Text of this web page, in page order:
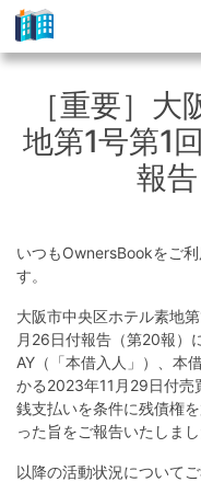
ク
ウ
ド
ァ
ン
デ
ィ
ン
グ
で
［重要］
地第1号第1
報告
いつもOwnersBookをご
す。
大阪市中央区ホテル素地
月26日付報告（第20報）
AY（「本借入人」）、本
かる2023年11月29日付売
銭支払いを条件に残債権
った旨をご報告いたしまし
以降の活動状況について